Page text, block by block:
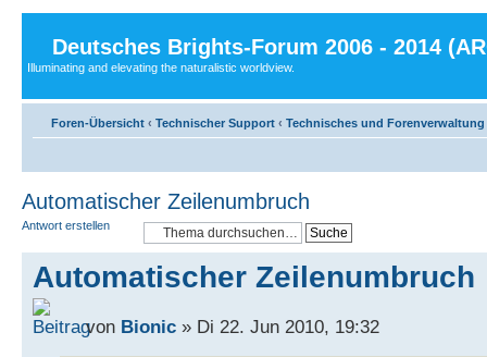
Deutsches Brights-Forum 2006 - 2014
Illuminating and elevating the naturalistic worldview.
Foren-Übersicht ‹ Technischer Support ‹ Technisches und Forenverwaltung
Automatischer Zeilenumbruch
Antwort erstellen
Automatischer Zeilenumbruch
von Bionic » Di 22. Jun 2010, 19:32